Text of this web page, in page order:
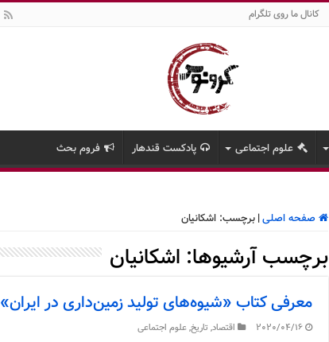
کانال ما روی تلگرام
علوم اجتماعی پادکست قندهار فروم بحث
صفحه اصلی| برچسب: اشکانیان
برچسب آرشیوها: اشکانیان
معرفی کتاب «شیوه‌های تولید زمین‌داری در ایران»
2020/04/16 اقتصاد, تاریخ,علوم اجتماعی